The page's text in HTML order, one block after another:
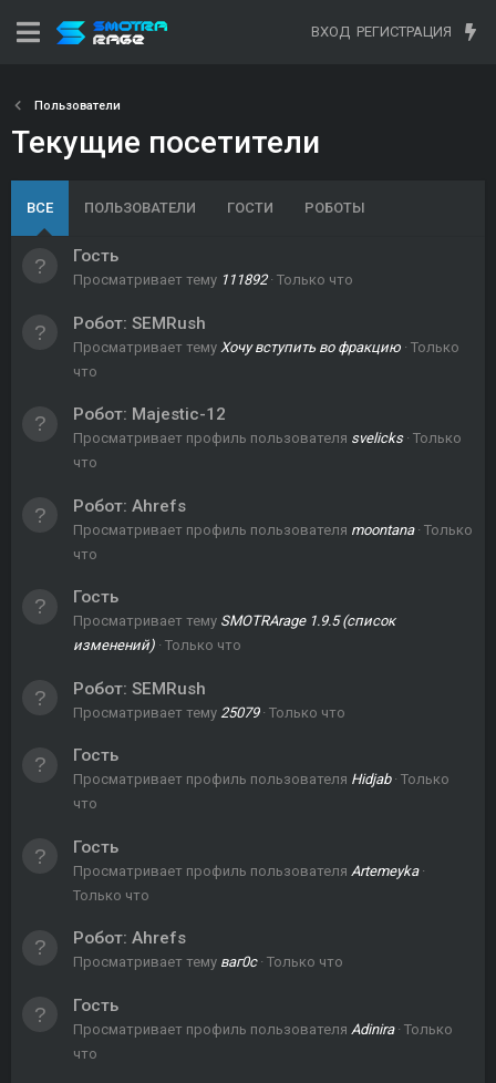
ВХОД РЕГИСТРАЦИЯ
Пользователи
Текущие посетители
ВСЕ ПОЛЬЗОВАТЕЛИ ГОСТИ РОБОТЫ
Гость
Просматривает тему 111892 Только что
Робот: SEMRush
Просматривает тему Хочу вступить во фракцию Только
что
Робот: Majestic-12
Просматривает профиль пользователя svelicks Только
что
Робот: Ahrefs
Просматривает профиль пользователя moontana Только
что
Гость
Просматривает тему SMOTRArage 1.9.5 (список
изменений) Только что
Робот: SEMRush
Просматривает тему 25079 Только что
Гость
Просматривает профиль пользователя Hidjab Только
что
Гость
Просматривает профиль пользователя Artemeyka
Только что
Робот: Ahrefs
Просматривает тему ваг0с Только что
Гость
Просматривает профиль пользователя Adinira Только
что